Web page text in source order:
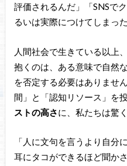
評価されるんだ」「SNSで
るいは実際につけてしまっ
人間社会で生きている以上
抱くのは、ある意味で自然
を否定する必要はありませ
間」と「認知リソース」を
ストの高さに、私たちは驚
「人に文句を言うより自分
耳にタコができるほど聞か